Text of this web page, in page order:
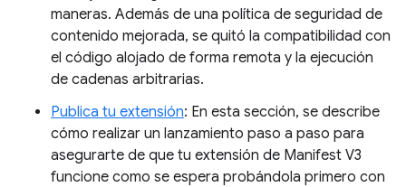
maneras. Además de una política de seguridad de
contenido mejorada, se quitó la compatibilidad con
el código alojado de forma remota y la ejecución
de cadenas arbitrarias.
Publica tu extensión: En esta sección, se describe
cómo realizar un lanzamiento paso a paso para
asegurarte de que tu extensión de Manifest V3
funcione como se espera probándola primero con